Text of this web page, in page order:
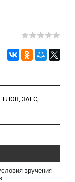
, ЗАГС,
вручения